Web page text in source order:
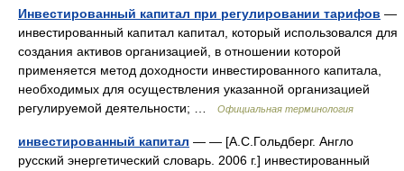
Инвестированный капитал при регулировании тарифов —
инвестированный капитал капитал, который использовался для
создания активов организацией, в отношении которой
применяется метод доходности инвестированного капитала,
необходимых для осуществления указанной организацией
регулируемой деятельности; …
Официальная терминология
инвестированный капитал — — [А.С.Гольдберг. Англо
русский энергетический словарь. 2006 г.] инвестированный